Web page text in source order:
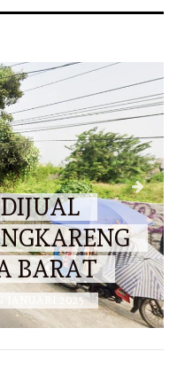
BARAT
JANUARI 2025